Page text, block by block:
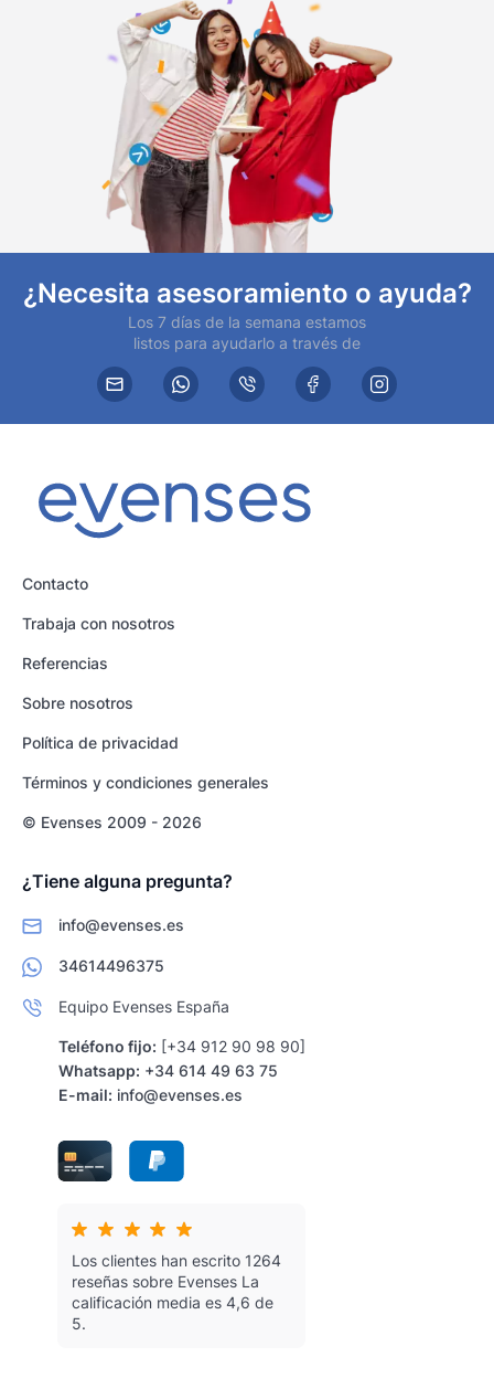
¿Necesita asesoramiento o ayuda?
Los 7 días de la semana estamos
listos para ayudarlo a través de
Contacto
Trabaja con nosotros
Referencias
Sobre nosotros
Política de privacidad
Términos y condiciones generales
© Evenses 2009 - 2026
¿Tiene alguna pregunta?
info@evenses.es
34614496375
Equipo Evenses España
Teléfono fijo: [+34 912 90 98 90]
Whatsapp: +34 614 49 63 75
E-mail: info@evenses.es
Los clientes han escrito 1264
reseñas sobre Evenses La
calificación media es 4,6 de
5.